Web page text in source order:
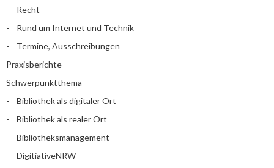
Recht
Rund um Internet und Technik
Termine, Ausschreibungen
Praxisberichte
Schwerpunktthema
Bibliothek als digitaler Ort
Bibliothek als realer Ort
Bibliotheksmanagement
DigitiativeNRW